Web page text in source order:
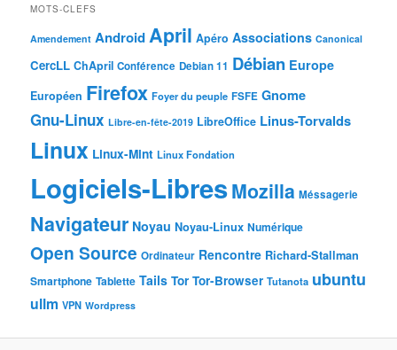
MOTS-CLEFS
Amendement AndroidApril Apéro Associations Canonical
CercLL ChApril Conférence Debian 11 Débian Europe
Européen Firefox Foyer du peuple FSFE Gnome
Gnu-Linux Libre-en-fête-2019 LibreOffice Linus-Torvalds
Linux Linux-Mint Linux Fondation
Logiciels-LibresMozilla Méssagerie
Navigateur Noyau Noyau-Linux Numérique
Open Source Ordinateur Rencontre Richard-Stallman
Smartphone Tablette Tails Tor Tor-Browser Tutanota ubuntu
ullm VPN Wordpress